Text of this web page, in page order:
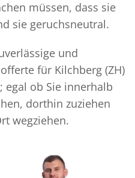
müssen, dass sie
sie geruchsneutral.
und
für Kilchberg (ZH)
egal ob Sie innerhalb
dorthin zuziehen
wegziehen.